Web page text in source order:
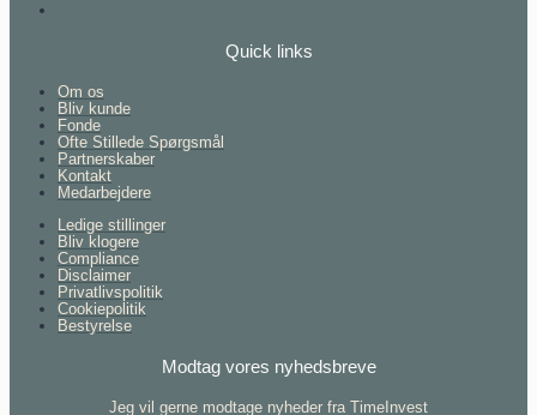
Quick links
Om os
Bliv kunde
Fonde
Ofte Stillede Spørgsmål
Partnerskaber
Kontakt
Medarbejdere
Ledige stillinger
Bliv klogere
Compliance
Disclaimer
Privatlivspolitik
Cookiepolitik
Bestyrelse
Modtag vores nyhedsbreve
Jeg vil gerne modtage nyheder fra TimeInvest